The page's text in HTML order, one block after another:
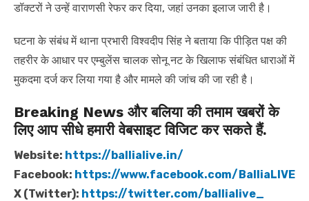
डॉक्टरों ने उन्हें वाराणसी रेफर कर दिया, जहां उनका इलाज जारी है।
घटना के संबंध में थाना प्रभारी विश्वदीप सिंह ने बताया कि पीड़ित पक्ष की
तहरीर के आधार पर एम्बुलेंस चालक सोनू नट के खिलाफ संबंधित धाराओं में
मुकदमा दर्ज कर लिया गया है और मामले की जांच की जा रही है।
Breaking News और बलिया की तमाम खबरों के
लिए आप सीधे हमारी वेबसाइट विजिट कर सकते हैं.
Website: https://ballialive.in/
Facebook: https://www.facebook.com/BalliaLIVE
X (Twitter): https://twitter.com/ballialive_